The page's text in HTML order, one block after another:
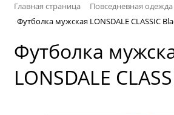
Главная страница Повседневная одежда
Футболка мужская LONSDALE CLASSIC
Футболка
LONSDALE